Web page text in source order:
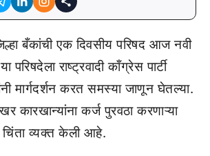
बँकांची एक दिवसीय परिषद आज नवी
परिषदेला राष्ट्रवादी काँग्रेस पार्टी
मार्गदर्शन करत समस्या जाणून घेतल्या.
कारखान्यांना कर्ज पुरवठा करणाऱ्या
चिंता व्यक्त केली आहे.